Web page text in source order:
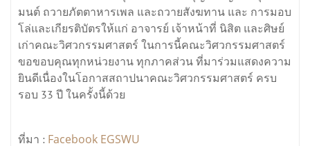
มนต์ ถวายภัตตาหารเพล และถวายสังฆทาน และ การมอบ
โล่และเกียรติบัตรให้แก่ อาจารย์ เจ้าหน้าที่ นิสิต และศิษย์
เก่าคณะวิศวกรรมศาสตร์ ในการนี้คณะวิศวกรรมศาสตร์
ขอขอบคุณทุกหน่วยงาน ทุกภาคส่วน ที่มาร่วมแสดงความ
ยินดีเนื่องในโอกาสสถาปนาคณะวิศวกรรมศาสตร์ ครบ
รอบ 33 ปี ในครั้งนี้ด้วย
ที่มา : Facebook EGSWU